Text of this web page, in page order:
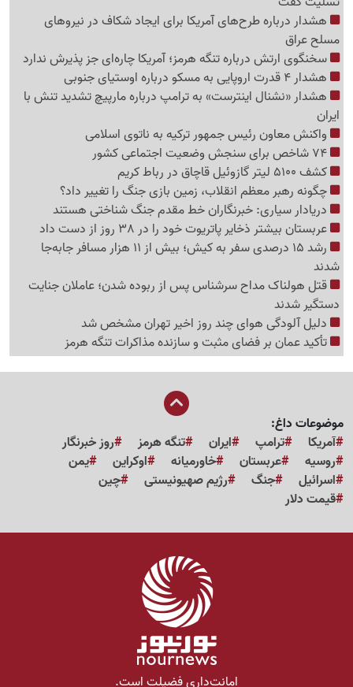
هشدار درباره طرح‌های آمریکا برای ایجاد شکاف در نیروهای
مسلح عراق
سخنگوی ارتش درباره تنگه هرمز؛ آمریکا چاره‌ای جز پذیرش ندارد
هشدار 4 قدرت اروپایی به مسکو درباره اوستیای جنوبی
هشدار «نشنال اینترست» به ترامپ درباره مارپیچ تشدید تنش با
ایران
واکنش معاون رئیس جمهور ترکیه به ناتوی اسلامی
کشف 5100 لیتر گازوئیل قاچاق در رباط کریم
چگونه رهبر معظم انقلاب، زمین بازی جنگ را تغییر داد؟
دریادار سیاری: خبرنگاران خط مقدم جنگ شناختی هستند
عربستان بیشتر ذخایر پاتریوت خود را در 38 روز از دست داد
رشد 15 درصدی سفر به کیش؛ بیش از 11 هزار مسافر جابه‌جا
شدند
قتل هولناک مداح سرشناس پس از ربوده شدن؛ عاملان جنایت
دستگیر شدند
دلیل آلودگی هوای چند روز اخیر تهران مشخص شد
تأکید عمان بر فضای مثبت و سازنده مذاکرات تنگه هرمز
موضوعات داغ:
آمریکا
ترامپ ایران تنگه هرمز
روز خبرنگار
روسیه
عربستان خاورمیانه اوکراین
یمن
اسرائیل
جنگ رژیم صهیونیستی
چین
قیمت دلار
امانت‌داری فضیلت است.